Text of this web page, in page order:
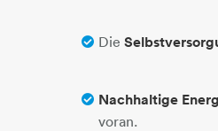
Die
Nachhaltige
voran.